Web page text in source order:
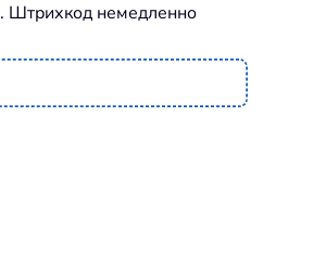
. Штрихкод немедленно